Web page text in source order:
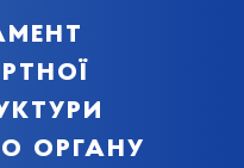
органу